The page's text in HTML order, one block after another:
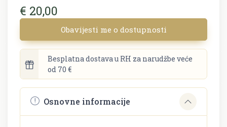
€ 20,00
Obavijesti me o dostupnosti
Besplatna dostava u RH za narudžbe veće
od 70 €
Osnovne informacije